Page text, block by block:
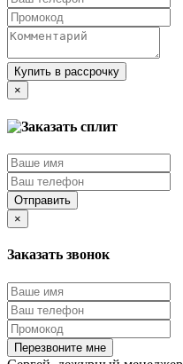
Купить в рассрочку
×
Отправить
×
Заказать звонок
Перезвоните мне